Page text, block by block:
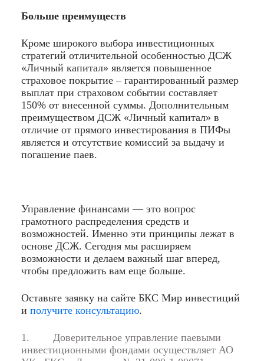
Больше преимуществ
Кроме широкого выбора инвестиционных
стратегий отличительной особенностью ДСЖ
«Личный капитал» является повышенное
страховое покрытие – гарантированный размер
выплат при страховом событии составляет
150% от внесенной суммы. Дополнительным
преимуществом ДСЖ «Личный капитал» в
отличие от прямого инвестирования в ПИФы
является и отсутствие комиссий за выдачу и
погашение паев.
Управление финансами — это вопрос
грамотного распределения средств и
возможностей. Именно эти принципы лежат в
основе ДСЖ. Сегодня мы расширяем
возможности и делаем важный шаг вперед,
чтобы предложить вам еще больше.
Оставьте заявку на сайте БКС Мир инвестиций
и получите консультацию.
1.
Доверительное управление паевыми
инвестиционными фондами осуществляет АО